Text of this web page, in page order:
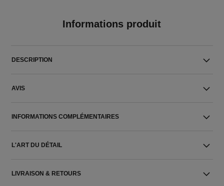
Informations produit
DESCRIPTION
AVIS
INFORMATIONS COMPLÉMENTAIRES
L'ART DU DÉTAIL
LIVRAISON & RETOURS